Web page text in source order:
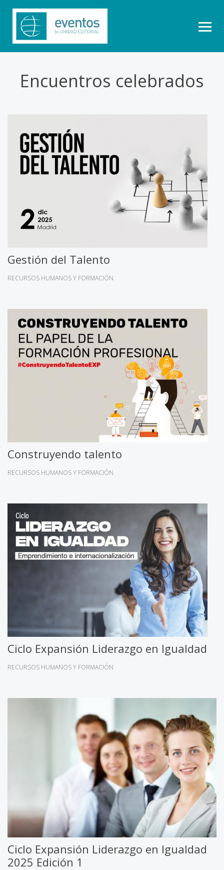
Encuentros celebrados
Gestión del Talento
RECURSOS HUMANOS Y FORMACIÓN
Construyendo talento
RECURSOS HUMANOS Y FORMACIÓN
Ciclo Expansión Liderazgo en Igualdad
RECURSOS HUMANOS Y FORMACIÓN
Ciclo Expansión Liderazgo en Igualdad
2025 Edición 1